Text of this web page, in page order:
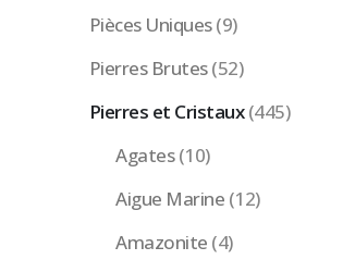
Pièces Uniques(9)
Pierres Brutes(52)
Pierres et Cristaux (445)
Agates (10)
Aigue Marine (12)
Amazonite (4)